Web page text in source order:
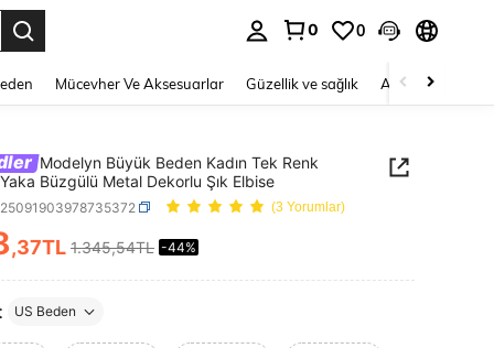
0 0
Mücevher Ve Aksesuarlar Güzellik ve sağlık Ayakkabı
Modelyn Büyük Beden Kadın Tek Renk
Büzgülü Metal Dekorlu Şık Elbise
(3 Yorumlar)
AND AVAILABILITY
,37TL 1.345,54TL -44%
US Beden